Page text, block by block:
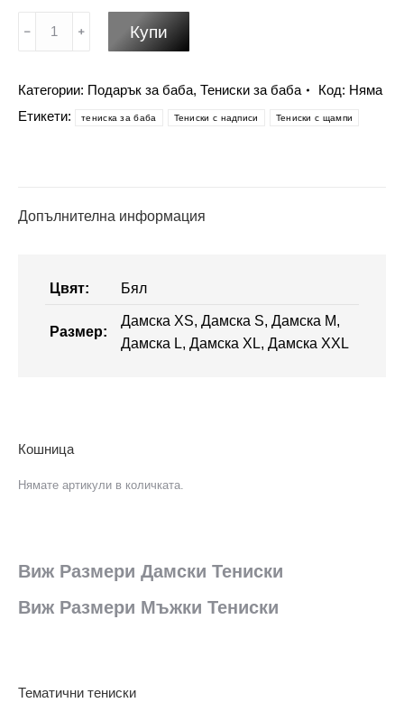
за
баба
тениски
Купи
Категории: Подарък за баба, Тениски за баба Код: Няма
Етикети:
тениска за баба Тениски с надписи Тениски с щампи
Допълнителна информация
Цвят: Бял
Размер:
Дамска XS, Дамска S, Дамска M,
Дамска L, Дамска XL, Дамска XXL
Кошница
Нямате артикули в количката.
Виж Размери Дамски Тениски
Виж Размери Мъжки Тениски
Тематични тениски